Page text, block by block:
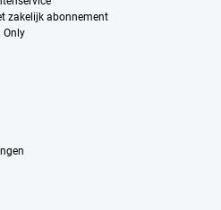
zakelijk abonnement
Only